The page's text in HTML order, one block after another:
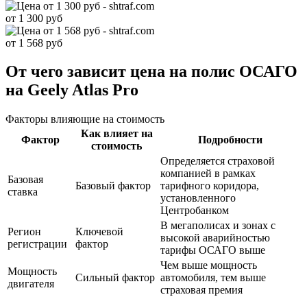
от 1 300 руб
от 1 568 руб
От чего зависит цена на полис ОСАГО
на Geely Atlas Pro
Факторы влияющие на стоимость
Фактор
Как влияет на
стоимость
Подробности
Базовая
ставка
Базовый фактор
Определяется страховой
компанией в рамках
тарифного коридора,
установленного
Центробанком
Регион
регистрации
Ключевой
фактор
В мегаполисах и зонах с
высокой аварийностью
тарифы ОСАГО выше
Мощность
двигателя
Сильный фактор
Чем выше мощность
автомобиля, тем выше
страховая премия